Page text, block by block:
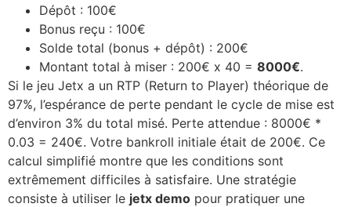
Dépôt : 100€
Bonus reçu : 100€
Solde total (bonus + dépôt) : 200€
Montant total à miser : 200€ x 40 = 8000€.
Si le jeu Jetx a un RTP (Return to Player) théorique de
97%, l’espérance de perte pendant le cycle de mise est
d’environ 3% du total misé. Perte attendue : 8000€ *
0.03 = 240€. Votre bankroll initiale était de 200€. Ce
calcul simplifié montre que les conditions sont
extrêmement difficiles à satisfaire. Une stratégie
consiste à utiliser le jetx demo pour pratiquer une